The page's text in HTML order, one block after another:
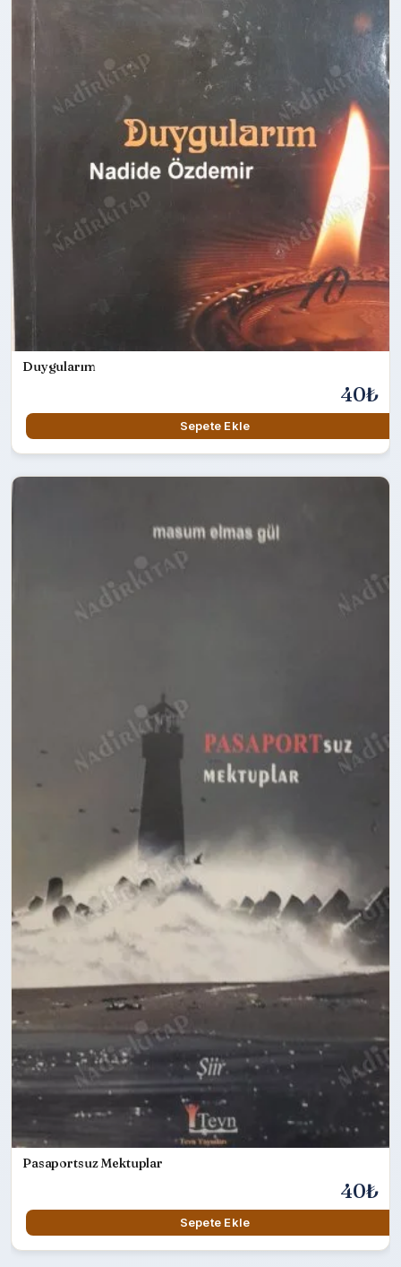
Duygularım
40₺
Sepete Ekle
Pasaportsuz Mektuplar
40₺
Sepete Ekle